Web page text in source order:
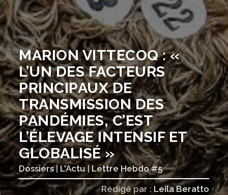
MARION VITTECOQ : «
L’UN DES FACTEURS
PRINCIPAUX DE
TRANSMISSION DES
PANDÉMIES, C’EST
L’ÉLEVAGE INTENSIF ET
GLOBALISÉ »
Dossiers| L'Actu
Lettre Hebdo #5
Rédigé par : Leila Beratto